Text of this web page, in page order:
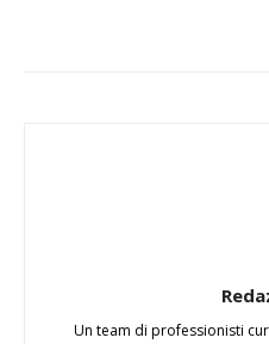
Un team di professionisti